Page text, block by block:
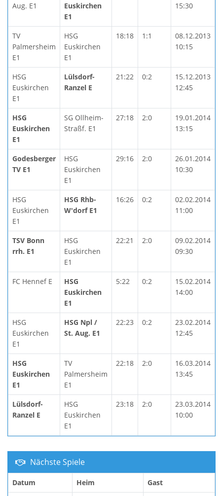
Aug. E1
Euskirchen
E1
15:30
TV
Palmersheim
E1
HSG
Euskirchen
E1
18:18 1:1
08.12.2013
10:15
HSG
Euskirchen
E1
Lülsdorf-
Ranzel E
21:22 0:2
15.12.2013
12:45
HSG
Euskirchen
E1
SG Ollheim-
Straßf. E1
27:18 2:0
19.01.2014
13:15
Godesberger
TV E1
HSG
Euskirchen
E1
29:16 2:0
26.01.2014
10:30
HSG
Euskirchen
E1
HSG Rhb-
W'dorf E1
16:26 0:2
02.02.2014
11:00
TSV Bonn
rrh. E1
HSG
Euskirchen
E1
22:21 2:0
09.02.2014
09:30
FC Hennef E
HSG
Euskirchen
E1
5:22 0:2
15.02.2014
14:00
HSG
Euskirchen
E1
HSG Npl /
St. Aug. E1
22:23 0:2
23.02.2014
12:45
HSG
Euskirchen
E1
TV
Palmersheim
E1
22:18 2:0
16.03.2014
13:45
Lülsdorf-
Ranzel E
HSG
Euskirchen
E1
23:18 2:0
23.03.2014
10:00
Nächste Spiele
Datum Heim Gast